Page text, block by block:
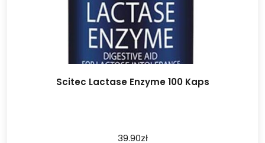
Scitec Lactase Enzyme 100 Kaps
39.90zł